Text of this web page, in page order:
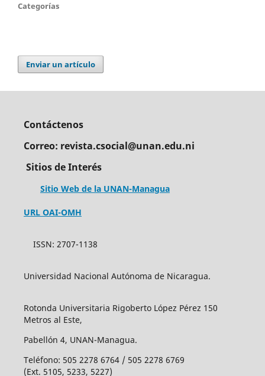
Categorías
Enviar un artículo
Contáctenos
Correo: revista.csocial@unan.edu.ni
Sitios de Interés
Sitio Web de la UNAN-Managua
URL OAI-OMH
ISSN: 2707-1138
Universidad Nacional Autónoma de Nicaragua.
Rotonda Universitaria Rigoberto López Pérez 150
Metros al Este,
Pabellón 4, UNAN-Managua.
Teléfono: 505 2278 6764 / 505 2278 6769
(Ext. 5105, 5233, 5227)